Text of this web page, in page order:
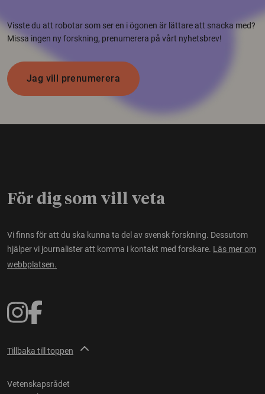
Visste du att robotar som ser en i ögonen är lättare att snacka med?
Missa ingen ny forskning, prenumerera på vårt nyhetsbrev!
Jag vill prenumerera
För dig som vill veta
Vi finns för att du ska kunna ta del av svensk forskning. Dessutom
hjälper vi journalister att komma i kontakt med forskare. Läs mer om
webbplatsen.
Tillbaka till toppen
Vetenskapsrådet